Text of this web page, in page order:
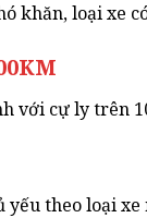
khăn, loại xe
với cự ly trên
theo loại xe